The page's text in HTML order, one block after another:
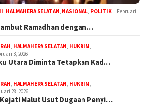
, HALMAHERA SELATAN, NASIONAL, POLITIK
Februari
Ramadhan dengan…
, HALMAHERA SELATAN, HUKRIM,
3, 2026
Utara Diminta Tetapkan Kad…
, HALMAHERA SELATAN, HUKRIM,
28, 2026
Kejati Malut Usut Dugaan Penyi…